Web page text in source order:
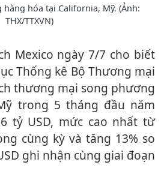
hàng hóa tại California, Mỹ. (Ảnh:
THX/TTXVN)
Thống kê Bộ Thương mại
thương mại song phương
trong 5 tháng đầu năm
tỷ USD, mức cao nhất từ
cùng kỳ và tăng 13% so
ghi nhận cùng giai đoạn